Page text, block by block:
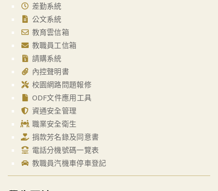
差勤系統
公文系統
教育雲信箱
教職員工信箱
請購系統
內控聲明書
校園網路問題報修
ODF文件應用工具
資通安全管理
職業安全衛生
捐款芳名錄及同意書
電話分機號碼一覽表
教職員汽機車停車登記